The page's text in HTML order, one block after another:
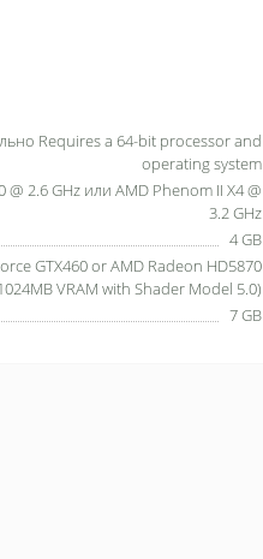
Requires a 64-bit processor and
operating system
@ 2.6 GHz или AMD Phenom II X4 @
3.2 GHz
4 GB
GTX460 or AMD Radeon HD5870
VRAM with Shader Model 5.0)
7 GB